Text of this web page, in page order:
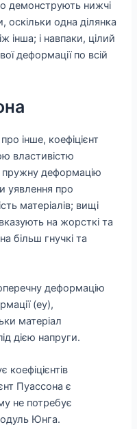
демонструють нижчі
оскільки одна ділянка
інша; і навпаки, цілий
деформації по всій
інше, коефіцієнт
властивістю
пружну деформацію
уявлення про
матеріалів; вищі
на жорсткі та
більш гнучкі та
деформацію
(ey),
матеріал
дією напруги.
Пуассона є
не потребує
Юнга.